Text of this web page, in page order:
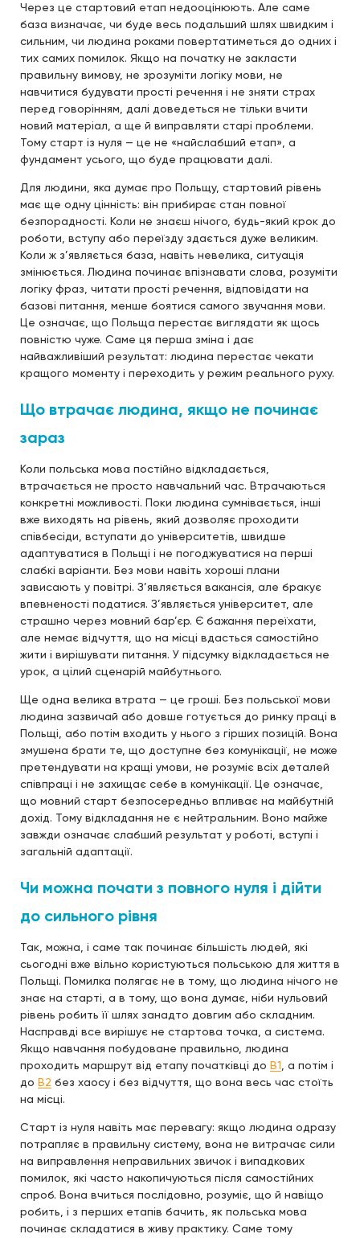
Через це стартовий етап недооцінюють. Але саме
база визначає, чи буде весь подальший шлях швидким і
сильним, чи людина роками повертатиметься до одних і
тих самих помилок. Якщо на початку не закласти
правильну вимову, не зрозуміти логіку мови, не
навчитися будувати прості речення і не зняти страх
перед говорінням, далі доведеться не тільки вчити
новий матеріал, а ще й виправляти старі проблеми.
Тому старт із нуля — це не «найслабший етап», а
фундамент усього, що буде працювати далі.
Для людини, яка думає про Польщу, стартовий рівень
має ще одну цінність: він прибирає стан повної
безпорадності. Коли не знаєш нічого, будь-який крок до
роботи, вступу або переїзду здається дуже великим.
Коли ж з’являється база, навіть невелика, ситуація
змінюється. Людина починає впізнавати слова, розуміти
логіку фраз, читати прості речення, відповідати на
базові питання, менше боятися самого звучання мови.
Це означає, що Польща перестає виглядати як щось
повністю чуже. Саме ця перша зміна і дає
найважливіший результат: людина перестає чекати
кращого моменту і переходить у режим реального руху.
Що втрачає людина, якщо не починає
зараз
Коли польська мова постійно відкладається,
втрачається не просто навчальний час. Втрачаються
конкретні можливості. Поки людина сумнівається, інші
вже виходять на рівень, який дозволяє проходити
співбесіди, вступати до університетів, швидше
адаптуватися в Польщі і не погоджуватися на перші
слабкі варіанти. Без мови навіть хороші плани
зависають у повітрі. З’являється вакансія, але бракує
впевненості податися. З’являється університет, але
страшно через мовний бар’єр. Є бажання переїхати,
але немає відчуття, що на місці вдасться самостійно
жити і вирішувати питання. У підсумку відкладається не
урок, а цілий сценарій майбутнього.
Ще одна велика втрата — це гроші. Без польської мови
людина зазвичай або довше готується до ринку праці в
Польщі, або потім входить у нього з гірших позицій. Вона
змушена брати те, що доступне без комунікації, не може
претендувати на кращі умови, не розуміє всіх деталей
співпраці і не захищає себе в комунікації. Це означає,
що мовний старт безпосередньо впливає на майбутній
дохід. Тому відкладання не є нейтральним. Воно майже
завжди означає слабший результат у роботі, вступі і
загальній адаптації.
Чи можна почати з повного нуля і дійти
до сильного рівня
Так, можна, і саме так починає більшість людей, які
сьогодні вже вільно користуються польською для життя в
Польщі. Помилка полягає не в тому, що людина нічого не
знає на старті, а в тому, що вона думає, ніби нульовий
рівень робить її шлях занадто довгим або складним.
Насправді все вирішує не стартова точка, а система.
Якщо навчання побудоване правильно, людина
проходить маршрут від етапу початківці до B1 , а потім і
до B2 без хаосу і без відчуття, що вона весь час стоїть
на місці.
Старт із нуля навіть має перевагу: якщо людина одразу
потрапляє в правильну систему, вона не витрачає сили
на виправлення неправильних звичок і випадкових
помилок, які часто накопичуються після самостійних
спроб. Вона вчиться послідовно, розуміє, що й навіщо
робить, і з перших етапів бачить, як польська мова
починає складатися в живу практику. Саме тому